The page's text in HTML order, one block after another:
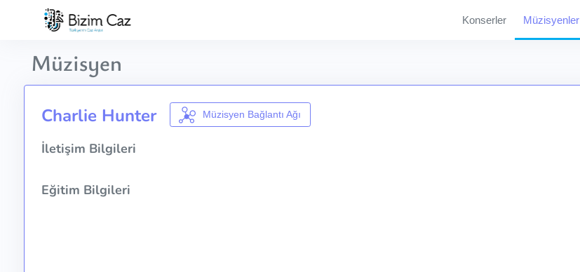
Konserler Müzisyenler
Müzisyen
Charlie Hunter Müzisyen Bağlantı Ağı
İletişim Bilgileri
Eğitim Bilgileri